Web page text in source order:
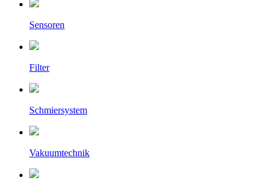
Sensoren
Filter
Schmiersystem
Vakuumtechnik